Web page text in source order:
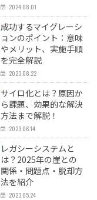
2024.08.01
成功するマイグレーシ
ョンのポイント：意味
やメリット、実施手順
を完全解説
2023.08.22
サイロ化とは？原因か
ら課題、効果的な解決
方法まで解説！
2023.06.14
レガシーシステムと
は？2025年の崖との
関係・問題点・脱却方
法を紹介
2023.05.24